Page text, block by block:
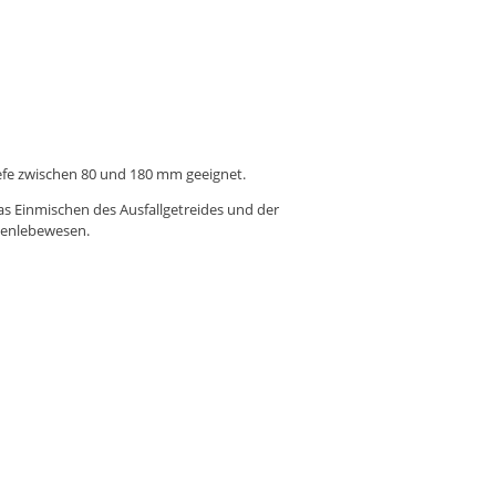
zwischen 80 und 180 mm geeignet.
Einmischen des Ausfallgetreides und der